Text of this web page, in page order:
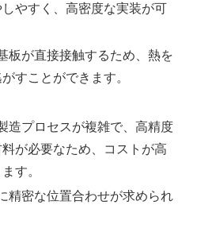
やすく、高密度な実装が可
板が直接接触するため、熱を
すことができます。
造プロセスが複雑で、高精度
が必要なため、コストが高
す。
精密な位置合わせが求められ